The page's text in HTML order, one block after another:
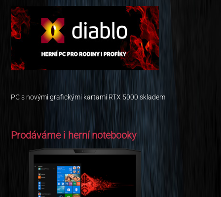
PC s novými grafickými kartami RTX 5000 skladem
Prodáváme i herní notebooky